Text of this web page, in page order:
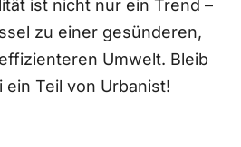
ist nicht nur ein Trend –
zu einer gesünderen,
Umwelt. Bleib
ein Teil von Urbanist!